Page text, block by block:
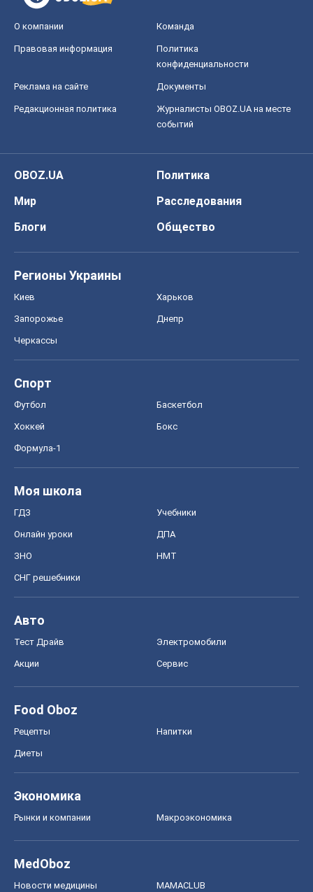
О компании Команда
Правовая информация
Политика
конфиденциальности
Реклама на сайте Документы
Редакционная политика
Журналисты OBOZ.UA на месте
событий
OBOZ.UA
Политика
Мир
Расследования
Блоги
Общество
Регионы Украины
Киев Харьков
Запорожье Днепр
Черкассы
Спорт
Футбол Баскетбол
Хоккей Бокс
Формула-1
Моя школа
ГДЗ Учебники
Онлайн уроки ДПА
ЗНО НМТ
СНГ решебники
Авто
Тест Драйв Электромобили
Акции Сервис
Food Oboz
Рецепты Напитки
Диеты
Экономика
Рынки и компании Mакроэкономика
MedOboz
Новости медицины MAMACLUB